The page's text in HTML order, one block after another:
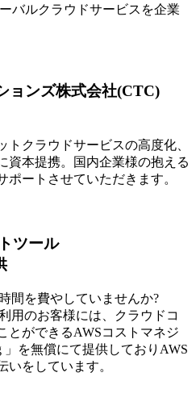
バルクラウドサービスを企業
ョンズ株式会社(CTC)
トクラウドサービスの高度化、
資本提携。国内企業様の抱える
ートさせていただきます。
ツール
間を費やしていませんか?
⽤のお客様には、クラウドコ
とができるAWSコストマネジ
」を無償にて提供しておりAWS
いをしています。